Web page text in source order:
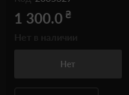
1 300.0 ₴
Нет